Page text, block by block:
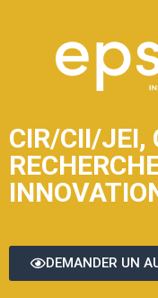
CIR/CII/JEI,
DEMANDER UN